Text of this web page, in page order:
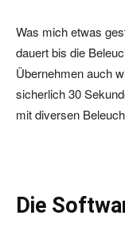
Was mich etwas
dauert bis die
Übernehmen auch
sicherlich 30
mit diversen
Die